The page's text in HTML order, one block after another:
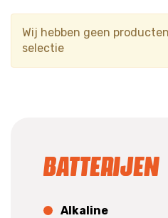
Wij hebben geen
selectie
Batterijen
Alkaline